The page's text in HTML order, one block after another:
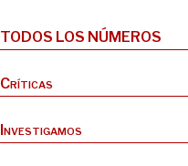
TODOS LOS NÚMEROS
Críticas
Investigamos